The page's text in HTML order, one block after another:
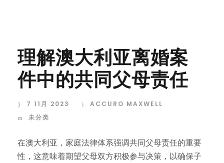
理解澳大利亚离婚案
件中的共同父母责任
7 11月 2023
ACCURO MAXWELL
未分类
在澳大利亚，家庭法律体系强调共同父母责任的重要
性，这意味着期望父母双方积极参与决策，以确保子